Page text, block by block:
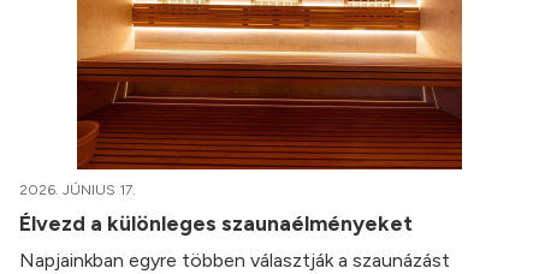
2026. JÚNIUS 17.
Élvezd a különleges szaunaélményeket
Napjainkban egyre többen választják a szaunázást